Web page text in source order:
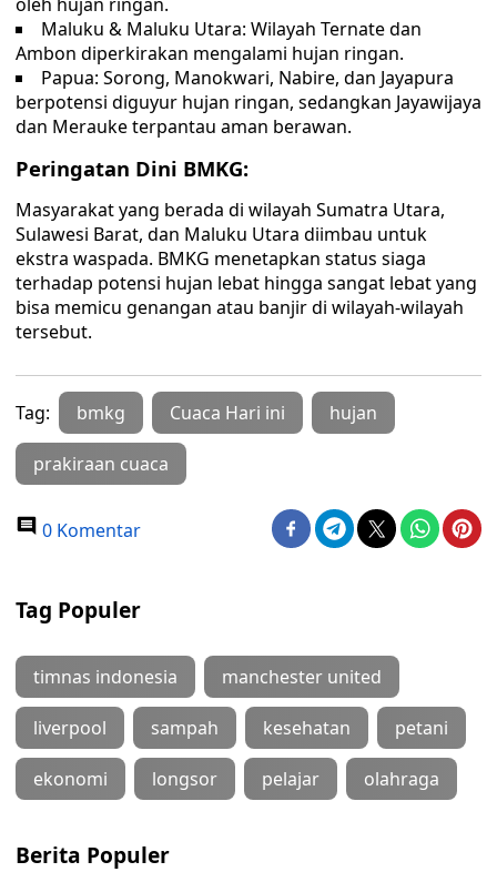
Maluku & Maluku Utara: Wilayah Ternate dan
Ambon diperkirakan mengalami hujan ringan.
Papua: Sorong, Manokwari, Nabire, dan Jayapura
berpotensi diguyur hujan ringan, sedangkan Jayawijaya
dan Merauke terpantau aman berawan.
Peringatan Dini BMKG:
Masyarakat yang berada di wilayah Sumatra Utara,
Sulawesi Barat, dan Maluku Utara diimbau untuk
ekstra waspada. BMKG menetapkan status siaga
terhadap potensi hujan lebat hingga sangat lebat yang
bisa memicu genangan atau banjir di wilayah-wilayah
tersebut.
Tag: bmkg Cuaca Hari ini hujan
prakiraan cuaca
0 Komentar
Tag Populer
timnas indonesia manchester united
liverpool sampah kesehatan petani
ekonomi longsor pelajar olahraga
Berita Populer